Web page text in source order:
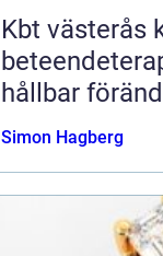
Kbt västerås kognitiv
hållbar
Simon Hagberg